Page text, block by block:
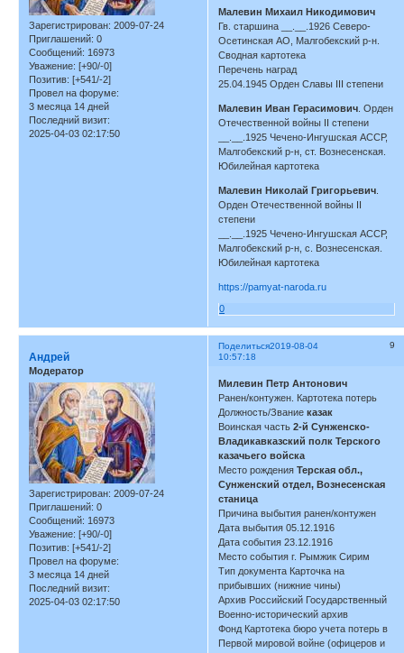
Зарегистрирован: 2009-07-24
Приглашений: 0
Сообщений: 16973
Уважение: [+90/-0]
Позитив: [+541/-2]
Провел на форуме:
3 месяца 14 дней
Последний визит:
2025-04-03 02:17:50
Малевин Михаил Никодимович
Гв. старшина __.__.1926 Северо-
Осетинская АО, Малгобекский р-н.
Сводная картотека
Перечень наград
25.04.1945 Орден Славы III степени
Малевин Иван Герасимович. Орден
Отечественной войны II степени
__.__.1925 Чечено-Ингушская АССР,
Малгобекский р-н, ст. Вознесенская.
Юбилейная картотека
Малевин Николай Григорьевич.
Орден Отечественной войны II
степени
__.__.1925 Чечено-Ингушская АССР,
Малгобекский р-н, с. Вознесенская.
Юбилейная картотека
https://pamyat-naroda.ru
0
Поделиться 9
2019-08-04
10:57:18
Андрей
Модератор
Зарегистрирован: 2009-07-24
Приглашений: 0
Сообщений: 16973
Уважение: [+90/-0]
Позитив: [+541/-2]
Провел на форуме:
3 месяца 14 дней
Последний визит:
2025-04-03 02:17:50
Милевин Петр Антонович
Ранен/контужен. Картотека потерь
Должность/Званиеказак
Воинская часть2-й Сунженско-
Владикавказский полк Терского
казачьего войска
Место рожденияТерская обл.,
Сунженский отдел, Вознесенская
станица
Причина выбытия ранен/контужен
Дата выбытия 05.12.1916
Дата события 23.12.1916
Место события г. Рымжик Сирим
Тип документа Карточка на
прибывших (нижние чины)
Архив Российский Государственный
Военно-исторический архив
Фонд Картотека бюро учета потерь в
Первой мировой войне (офицеров и